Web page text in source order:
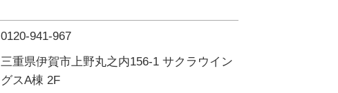
0120-941-967
三重県伊賀市上野丸之内156-1 サクラウイン
グスA棟 2F